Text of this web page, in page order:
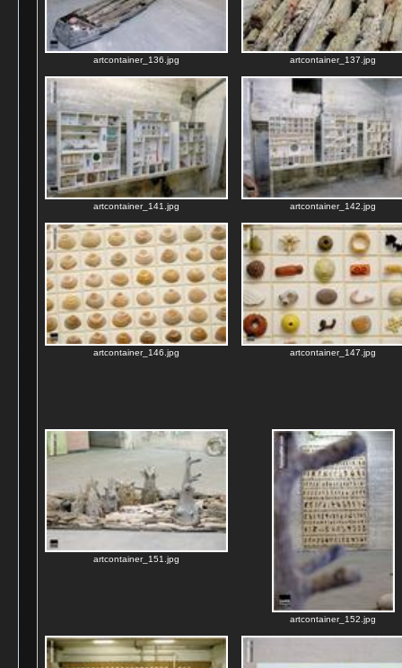
artcontainer_136.jpg artcontainer_137.jpg
artcontainer_141.jpg artcontainer_142.jpg
artcontainer_146.jpg artcontainer_147.jpg
artcontainer_151.jpg
artcontainer_152.jpg